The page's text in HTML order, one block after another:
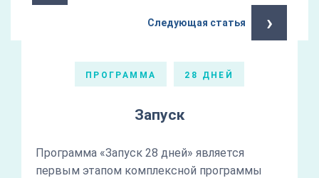
Следующая статья ›
ПРОГРАММА 28 ДНЕЙ
Запуск
Программа «Запуск 28 дней» является
первым этапом комплексной программы